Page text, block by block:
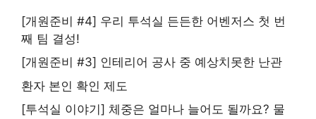
[개원준비 #4] 우리 투석실 든든한 어벤저스 첫 번
째 팀 결성!
[개원준비 #3] 인테리어 공사 중 예상치못한 난관
환자 본인 확인 제도
[투석실 이야기] 체중은 얼마나 늘어도 될까요? 물